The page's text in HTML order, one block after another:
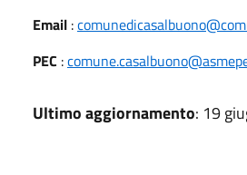
Email :
PEC :
Ultimo aggiornamento: 19